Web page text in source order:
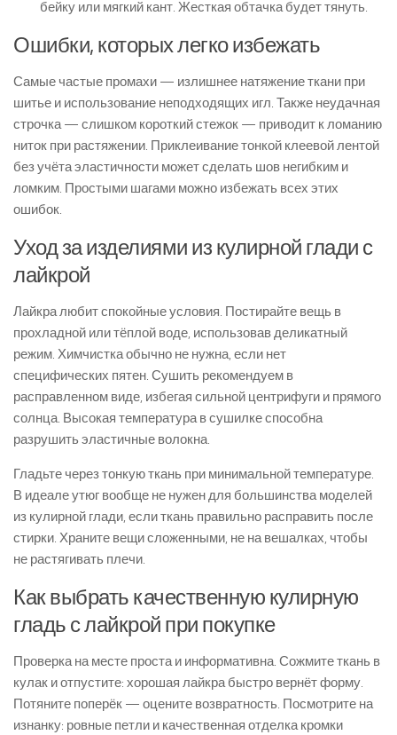
бейку или мягкий кант. Жесткая обтачка будет тянуть.
Ошибки, которых легко избежать
Самые частые промахи — излишнее натяжение ткани при
шитье и использование неподходящих игл. Также неудачная
строчка — слишком короткий стежок — приводит к ломанию
ниток при растяжении. Приклеивание тонкой клеевой лентой
без учёта эластичности может сделать шов негибким и
ломким. Простыми шагами можно избежать всех этих
ошибок.
Уход за изделиями из кулирной глади с
лайкрой
Лайкра любит спокойные условия. Постирайте вещь в
прохладной или тёплой воде, использовав деликатный
режим. Химчистка обычно не нужна, если нет
специфических пятен. Сушить рекомендуем в
расправленном виде, избегая сильной центрифуги и прямого
солнца. Высокая температура в сушилке способна
разрушить эластичные волокна.
Гладьте через тонкую ткань при минимальной температуре.
В идеале утюг вообще не нужен для большинства моделей
из кулирной глади, если ткань правильно расправить после
стирки. Храните вещи сложенными, не на вешалках, чтобы
не растягивать плечи.
Как выбрать качественную кулирную
гладь с лайкрой при покупке
Проверка на месте проста и информативна. Сожмите ткань в
кулак и отпустите: хорошая лайкра быстро вернёт форму.
Потяните поперёк — оцените возвратность. Посмотрите на
изнанку: ровные петли и качественная отделка кромки